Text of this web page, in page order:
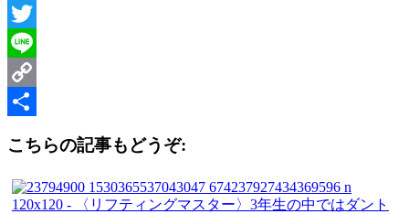
Facebook
Twitter
Line
Copy
こちらの記事もどうぞ: